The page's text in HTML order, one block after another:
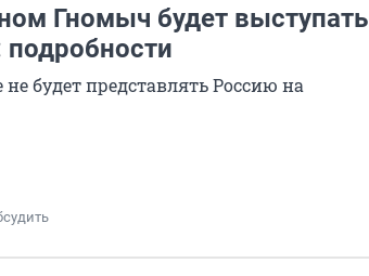
Гномыч будет выступать
подробности
будет представлять Россию на